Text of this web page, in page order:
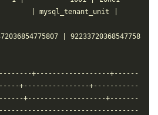
| mysql_tenant_unit |
6 | 5.00G
| 92233720368547758
17.00G
+------------------+------
+----------------+-----------
+-------------------+-------